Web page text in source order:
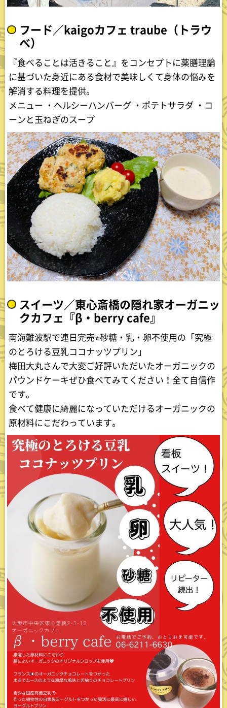
フード／kaigoカフェ traube（トラウ
べ）
『食べることは活きること』をコンセプトに薬膳理論
に基づいた身近にある食材で美味しくて身体の悩みを
解消する料理を提供。
メニュー ・ヘルシーハンバーグ ・ポテトサラダ ・コ
ーンと玉ねぎのスープ
スイーツ／東心斎橋の隠れ家オーガニッ
クカフェ『β・berry cafe』
南海難波駅で連日完売⭐︎砂糖・乳・卵不使用の「究極
のとろける豆乳ココナッツプリン」
梅田大丸さんで大変ご好評いただいたオーガニックの
パウンドケーキぜひ食べてみてください！全て自信作
です。
食べて健康に綺麗になっていただけるオーガニックの
原材料にこだわっています。